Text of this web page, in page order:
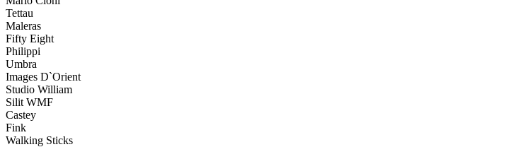
Tettau
Maleras
Fifty Eight
Philippi
Umbra
Images D`Orient
Studio William
Silit WMF
Castey
Fink
Walking Sticks